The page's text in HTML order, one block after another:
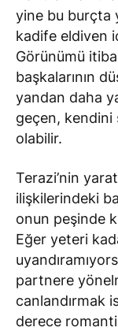
yine bu burçta
kadife eldiven
Görünümü
başkalarının
yandan daha
geçen, kendini
olabilir.
Terazi’nin
ilişkilerindeki
onun peşinde
Eğer yeteri
partnere
canlandırmak
derece